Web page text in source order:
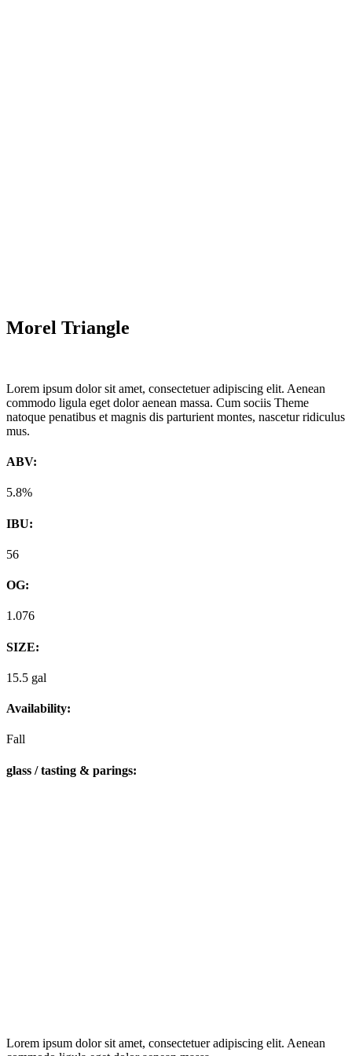
Morel Triangle
Lorem ipsum dolor sit amet, consectetuer adipiscing elit. Aenean
commodo ligula eget dolor aenean massa. Cum sociis Theme
natoque penatibus et magnis dis parturient montes, nascetur ridiculus
mus.
ABV:
5.8%
IBU:
56
OG:
1.076
SIZE:
15.5 gal
Availability:
Fall
glass / tasting & parings:
Lorem ipsum dolor sit amet, consectetuer adipiscing elit. Aenean